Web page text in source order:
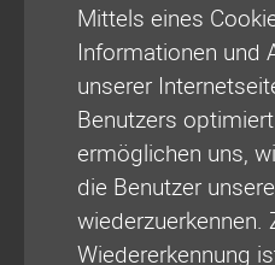
Mittels eines
Informationen und
unserer
Benutzers
ermöglichen uns,
die Benutzer
wiederzuerkennen.
Wiedererkennung